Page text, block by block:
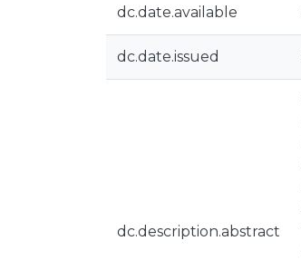
dc.date.available
dc.date.issued
dc.description.abstract